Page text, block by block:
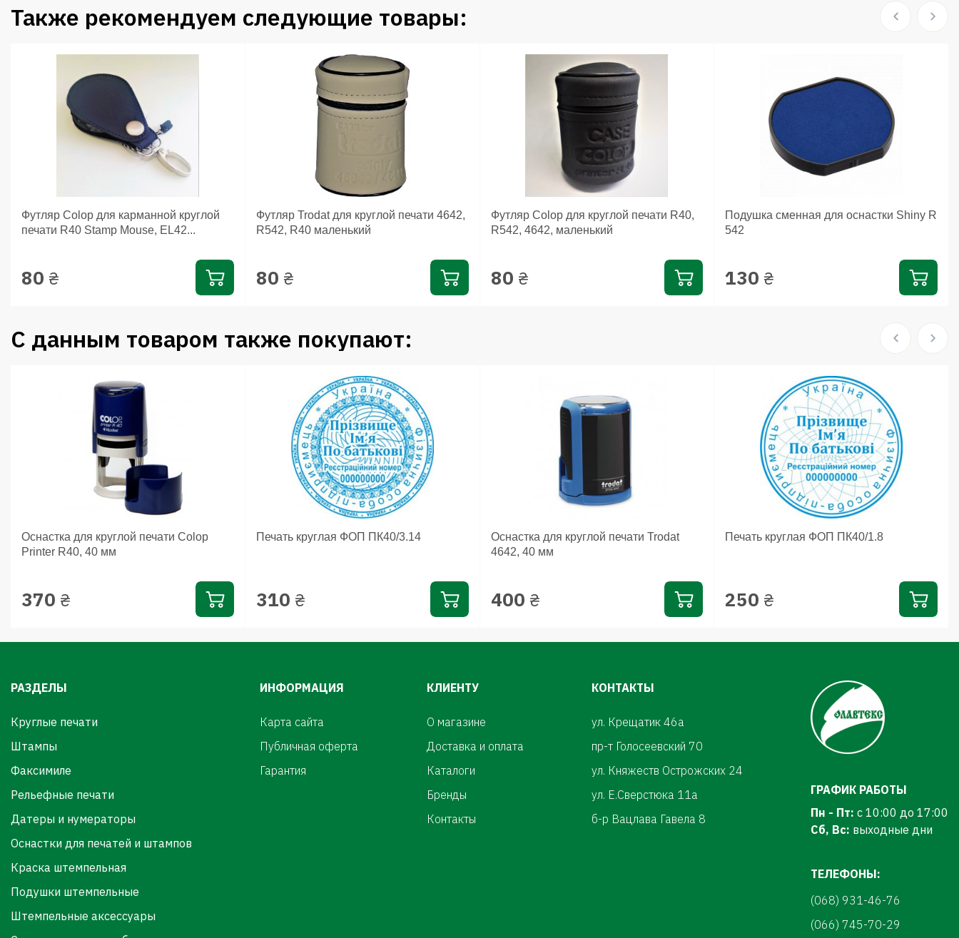
Также рекомендуем следующие товары:
Футляр Colop для карманной круглой
печати R40 Stamp Mouse, EL42...
80 ₴
Футляр Trodat для круглой печати 4642,
R542, R40 маленький
80 ₴
Футляр Colop для круглой печати R40,
R542, 4642, маленький
80 ₴
Подушка сменная для оснастки Shiny R
542
130 ₴
С данным товаром также покупают:
Оснастка для круглой печати Colop
Printer R40, 40 мм
370 ₴
Печать круглая ФОП ПК40/3.14
310 ₴
Оснастка для круглой печати Trodat
4642, 40 мм
400 ₴
Печать круглая ФОП ПК40/1.8
250 ₴
РАЗДЕЛЫ
Круглые печати
Штампы
Факсимиле
Рельефные печати
Датеры и нумераторы
Оснастки для печатей и штампов
Краска штемпельная
Подушки штемпельные
Штемпельные аксессуары
ИНФОРМАЦИЯ
Карта сайта
Публичная оферта
Гарантия
КЛИЕНТУ
О магазине
Доставка и оплата
Каталоги
Бренды
Контакты
КОНТАКТЫ
ул. Крещатик 46а
пр-т Голосеевский 70
ул. Княжеств Острожских 24
ул. Е.Сверстюка 11а
б-р Вацлава Гавела 8
ГРАФИК РАБОТЫ
Пн - Пт: с 10:00 до 17:00
Сб, Вс: выходные дни
ТЕЛЕФОНЫ:
(068) 931-46-76
(066) 745-70-29